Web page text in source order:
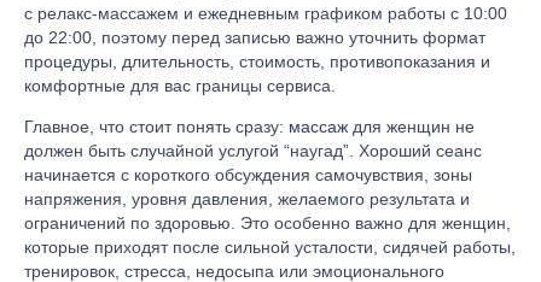
с релакс-массажем и ежедневным графиком работы с 10:00
до 22:00, поэтому перед записью важно уточнить формат
процедуры, длительность, стоимость, противопоказания и
комфортные для вас границы сервиса.
Главное, что стоит понять сразу: массаж для женщин не
должен быть случайной услугой “наугад”. Хороший сеанс
начинается с короткого обсуждения самочувствия, зоны
напряжения, уровня давления, желаемого результата и
ограничений по здоровью. Это особенно важно для женщин,
которые приходят после сильной усталости, сидячей работы,
тренировок, стресса, недосыпа или эмоционального